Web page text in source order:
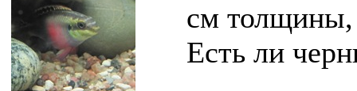
см толщины,
Есть ли